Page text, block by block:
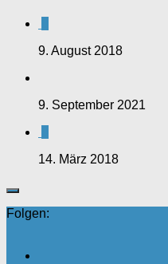
9. August 2018
9. September 2021
14. März 2018
Folgen: